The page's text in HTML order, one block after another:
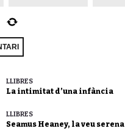
LLIBRES
La intimitat d’una infància
LLIBRES
Seamus Heaney, la veu serena